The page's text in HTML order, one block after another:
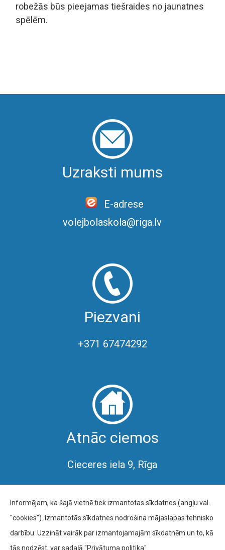
Informējam, ka šajā vietnē tiek izmantotas sīkdatnes (angļu val.
"cookies"). Izmantotās sīkdatnes nodrošina mājaslapas tehnisko
darbību. Uzzināt vairāk par izmantojamajām sīkdatnēm un to, kā
tās nodzēst, var sadaļā "Privātuma politika".
robežās būs pieejamas tiešraides no jaunatnes
spēlēm.
Uzraksti mums
E-adrese
volejbolaskola@riga.lv
Piezvani
+371 67474292
Atnāc ciemos
Cieceres iela 9, Rīga
Autortiesības © 2019 Rīgas Volejbola skola |